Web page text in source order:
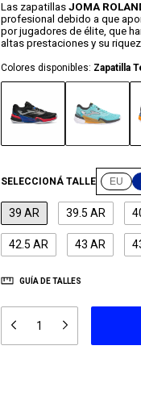
Las zapatillas JOMA
profesional debido a que
por jugadores de élite, que
altas prestaciones y su
Colores disponibles: Zapatilla
SELECCIONÁ TALLE EU
39 AR 39.5 AR
42.5 AR 43 AR
GUÍA DE TALLES